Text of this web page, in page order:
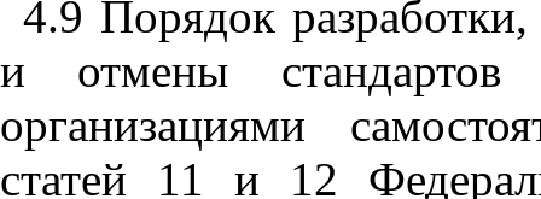
4.9 Порядок разработки
и
отмены
стандартов
организациями
статей 11 и 12